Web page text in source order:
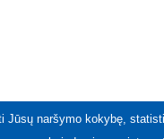
Jūsų naršymo kokybę,